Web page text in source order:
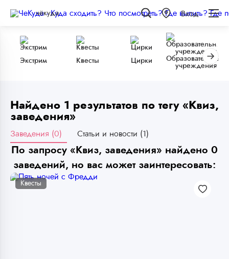
чёкуда Вход
Экстрим Квесты Цирки
Образовательные
учреждения
Найдено 1 результатов по тегу «Квиз,
заведения»
Заведения (0) Статьи и новости (1)
По запросу «Квиз, заведения» найдено 0
заведений, но вас может заинтересовать:
Квесты